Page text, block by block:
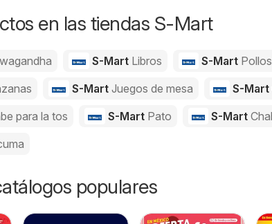
en las tiendas S-Mart
S-Mart Libros S-Mart Pollos
S-Mart Juegos de mesa S-Mart
para la tos S-Mart Pato S-Mart
populares